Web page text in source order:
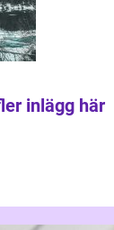
inlägg här